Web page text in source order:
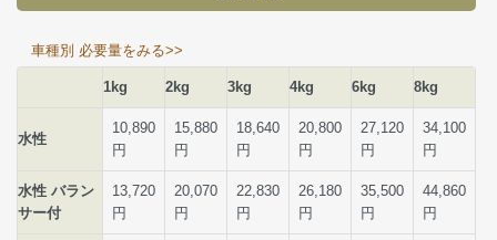
車種別 必要量をみる>>